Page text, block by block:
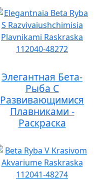
Элегантная Бета-
Рыба С
Развивающимися
Плавниками -
Раскраска